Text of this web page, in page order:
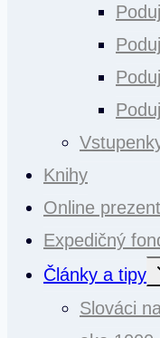
Knihy
Online
Expedičný
Články a tipy
Slováci